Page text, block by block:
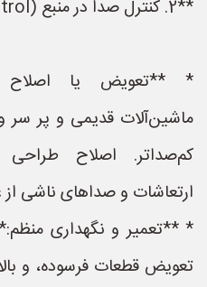
**2. کنترل صدا در منبع (Source Control):**
* **تعویض یا اصلاح
ماشین‌آلات قدیمی و پر
کم‌صداتر. اصلاح
ارتعاشات و صداهای ناشی از
* **تعمیر و نگهداری
تعویض قطعات فرسوده، و